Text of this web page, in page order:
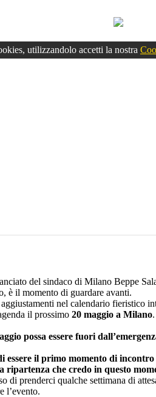
utilizzandolo accetti la nostra
del sindaco di Milano Beppe
è il momento di guardare avanti.
nel calendario fieristico
il prossimo 20 maggio a Milano.
possa essere fuori
essere il primo momento di
ripartenza che credo in questo
di prenderci qualche settimana di
l’evento.